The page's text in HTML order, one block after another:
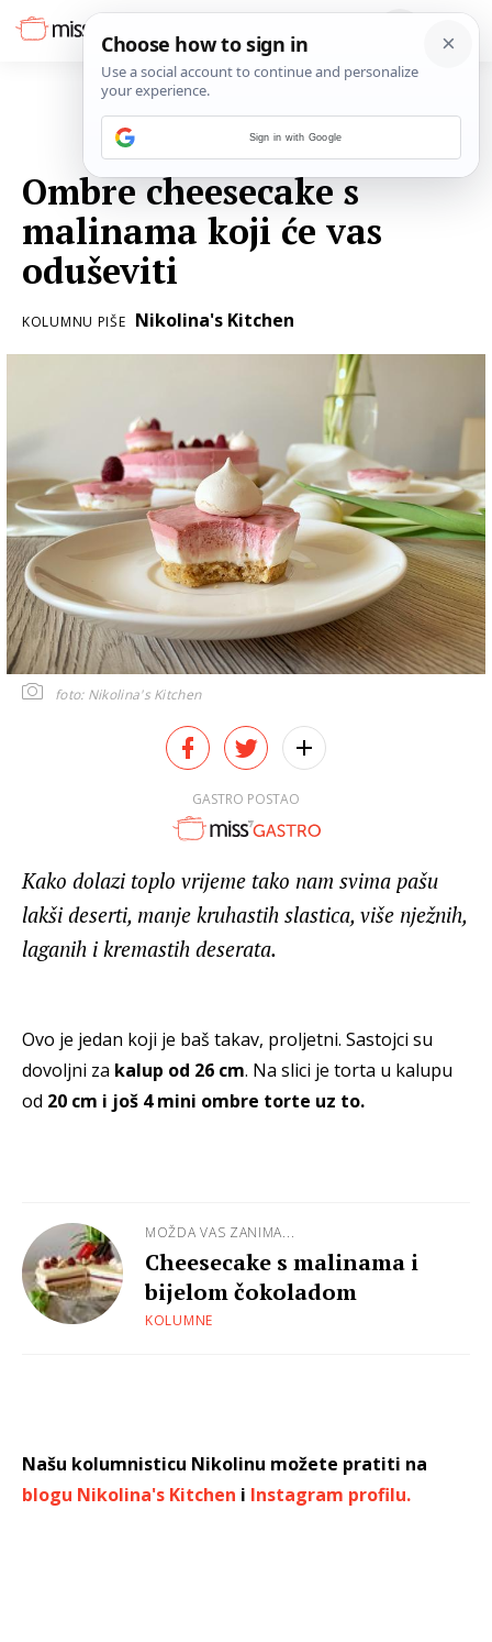
Ombre cheesecake s
malinama koji će vas
oduševiti
KOLUMNU PIŠE Nikolina's Kitchen
foto: Nikolina's Kitchen
GASTRO POSTAO
Kako dolazi toplo vrijeme tako nam svima pašu
lakši deserti, manje kruhastih slastica, više nježnih,
laganih i kremastih deserata.
Ovo je jedan koji je baš takav, proljetni. Sastojci su
dovoljni za kalup od 26 cm. Na slici je torta u kalupu
od 20 cm i još 4 mini ombre torte uz to.
MOŽDA VAS ZANIMA...
Cheesecake s malinama i
bijelom čokoladom
KOLUMNE
Našu kolumnisticu Nikolinu možete pratiti na
blogu Nikolina's Kitchen i Instagram profilu.
Sign in with Google